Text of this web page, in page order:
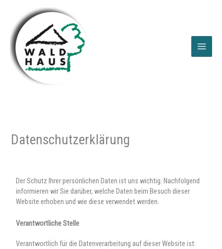
springen
Datenschutzerklärung
Der Schutz Ihrer persönlichen Daten ist uns wichtig. Nachfolgend
informieren wir Sie darüber, welche Daten beim Besuch dieser
Website erhoben und wie diese verwendet werden.
Verantwortliche Stelle
Verantwortlich für die Datenverarbeitung auf dieser Website ist: